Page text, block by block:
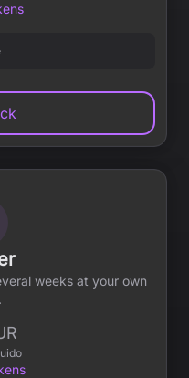
weeks at your own